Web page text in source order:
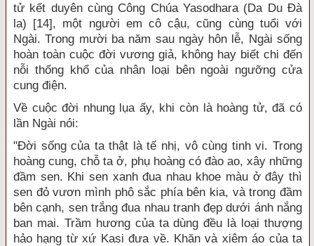
tử kết duyên cùng Công Chúa Yasodhara (Da Du Đà
la) [14], một người em cô cậu, cũng cùng tuổi với
Ngài. Trong mười ba năm sau ngày hôn lễ, Ngài sống
hoàn toàn cuộc đời vương giả, không hay biết chi đến
nỗi thống khổ của nhân loại bên ngoài ngưỡng cửa
cung điện.
Về cuộc đời nhung lụa ấy, khi còn là hoàng tử, đã có
lần Ngài nói:
"Đời sống của ta thật là tế nhị, vô cùng tinh vi. Trong
hoàng cung, chỗ ta ở, phụ hoàng có đào ao, xây những
đầm sen. Khi sen xanh đua nhau khoe màu ở đây thì
sen đỏ vươn mình phô sắc phía bên kia, và trong đầm
bên cạnh, sen trắng đua nhau tranh đẹp dưới ánh nắng
ban mai. Trầm hương của ta dùng đều là loại thượng
hảo hạng từ xứ Kasi đưa về. Khăn và xiêm áo của ta